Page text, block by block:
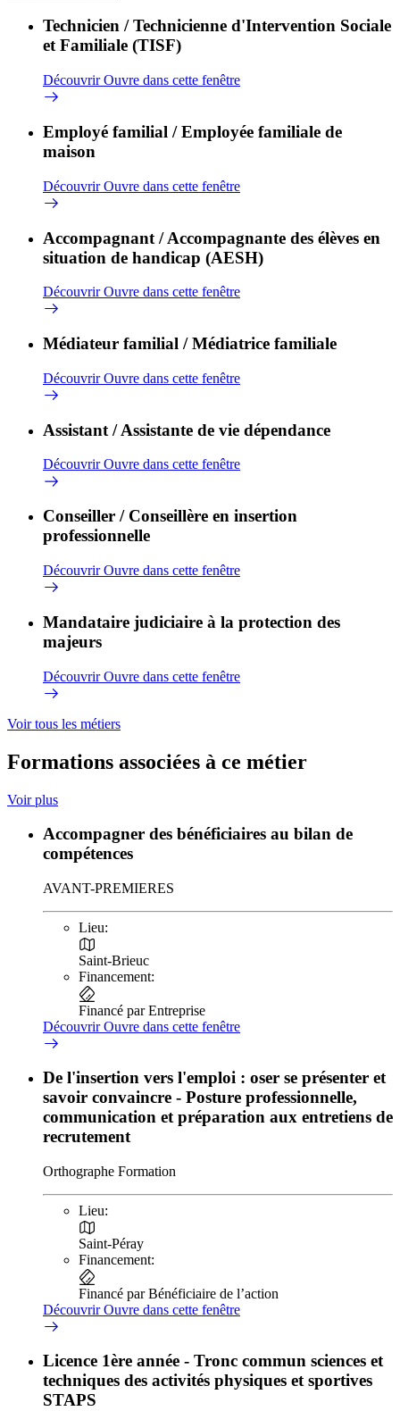
Technicien / Technicienne d'Intervention Sociale
et Familiale (TISF)
DécouvrirOuvre dans cette fenêtre
Employé familial / Employée familiale de
maison
DécouvrirOuvre dans cette fenêtre
Accompagnant / Accompagnante des élèves en
situation de handicap (AESH)
DécouvrirOuvre dans cette fenêtre
Médiateur familial / Médiatrice familiale
DécouvrirOuvre dans cette fenêtre
Assistant / Assistante de vie dépendance
DécouvrirOuvre dans cette fenêtre
Conseiller / Conseillère en insertion
professionnelle
DécouvrirOuvre dans cette fenêtre
Mandataire judiciaire à la protection des
majeurs
DécouvrirOuvre dans cette fenêtre
Voir tous les métiers
Formations associées à ce métier
Voir plus
Accompagner des bénéficiaires au bilan de
compétences
AVANT-PREMIERES
Lieu:
Saint-Brieuc
Financement:
Financé par Entreprise
DécouvrirOuvre dans cette fenêtre
De l'insertion vers l'emploi : oser se présenter et
savoir convaincre - Posture professionnelle,
communication et préparation aux entretiens de
recrutement
Orthographe Formation
Lieu:
Saint-Péray
Financement:
Financé par Bénéficiaire de l’action
DécouvrirOuvre dans cette fenêtre
Licence 1ère année - Tronc commun sciences et
techniques des activités physiques et sportives
STAPS